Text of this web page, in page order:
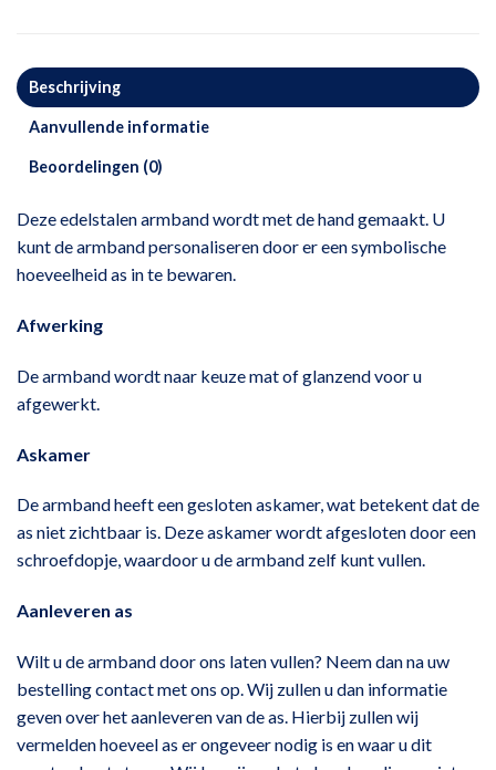
Beschrijving
Aanvullende informatie
Beoordelingen (0)
Deze edelstalen armband wordt met de hand gemaakt. U
kunt de armband personaliseren door er een symbolische
hoeveelheid as in te bewaren.
Afwerking
De armband wordt naar keuze mat of glanzend voor u
afgewerkt.
Askamer
De armband heeft een gesloten askamer, wat betekent dat de
as niet zichtbaar is. Deze askamer wordt afgesloten door een
schroefdopje, waardoor u de armband zelf kunt vullen.
Aanleveren as
Wilt u de armband door ons laten vullen? Neem dan na uw
bestelling contact met ons op. Wij zullen u dan informatie
geven over het aanleveren van de as. Hierbij zullen wij
vermelden hoeveel as er ongeveer nodig is en waar u dit